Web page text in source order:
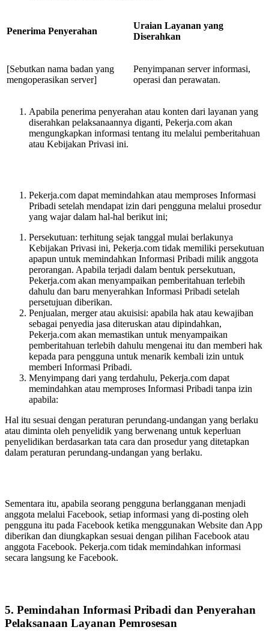
Penerima Penyerahan
Uraian Layanan yang
Diserahkan
[Sebutkan nama badan yang
mengoperasikan server]
Penyimpanan server informasi,
operasi dan perawatan.
Apabila penerima penyerahan atau konten dari layanan yang
diserahkan pelaksanaannya diganti, Pekerja.com akan
mengungkapkan informasi tentang itu melalui pemberitahuan
atau Kebijakan Privasi ini.
Pekerja.com dapat memindahkan atau memproses Informasi
Pribadi setelah mendapat izin dari pengguna melalui prosedur
yang wajar dalam hal-hal berikut ini;
Persekutuan: terhitung sejak tanggal mulai berlakunya
Kebijakan Privasi ini, Pekerja.com tidak memiliki persekutuan
apapun untuk memindahkan Informasi Pribadi milik anggota
perorangan. Apabila terjadi dalam bentuk persekutuan,
Pekerja.com akan menyampaikan pemberitahuan terlebih
dahulu dan baru menyerahkan Informasi Pribadi setelah
persetujuan diberikan.
Penjualan, merger atau akuisisi: apabila hak atau kewajiban
sebagai penyedia jasa diteruskan atau dipindahkan,
Pekerja.com akan memastikan untuk menyampaikan
pemberitahuan terlebih dahulu mengenai itu dan memberi hak
kepada para pengguna untuk menarik kembali izin untuk
memberi Informasi Pribadi.
Menyimpang dari yang terdahulu, Pekerja.com dapat
memindahkan atau memproses Informasi Pribadi tanpa izin
apabila:
Hal itu sesuai dengan peraturan perundang-undangan yang berlaku
atau diminta oleh penyelidik yang berwenang untuk keperluan
penyelidikan berdasarkan tata cara dan prosedur yang ditetapkan
dalam peraturan perundang-undangan yang berlaku.
Sementara itu, apabila seorang pengguna berlangganan menjadi
anggota melalui Facebook, setiap informasi yang di-posting oleh
pengguna itu pada Facebook ketika menggunakan Website dan App
diberikan dan diungkapkan sesuai dengan pilihan Facebook atau
anggota Facebook. Pekerja.com tidak memindahkan informasi
secara langsung ke Facebook.
5. Pemindahan Informasi Pribadi dan Penyerahan
Pelaksanaan Layanan Pemrosesan